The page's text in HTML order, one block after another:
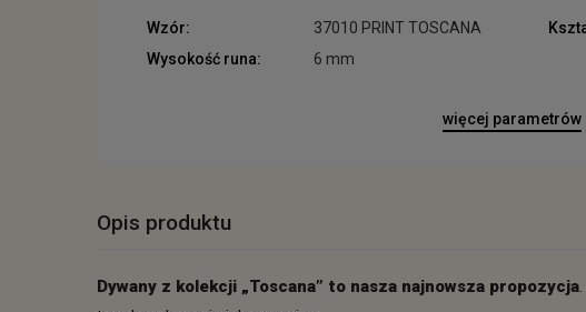
Wzór: 37010 PRINT TOSCANA
Wysokość runa:
6 mm
więcej parametrów
Opis produktu
Dywany z kolekcji „Toscana” to nasza najnowsza propozycja